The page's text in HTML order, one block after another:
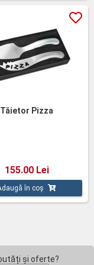
Tăietor Pizza
155.00 Lei
în coș
și oferte?